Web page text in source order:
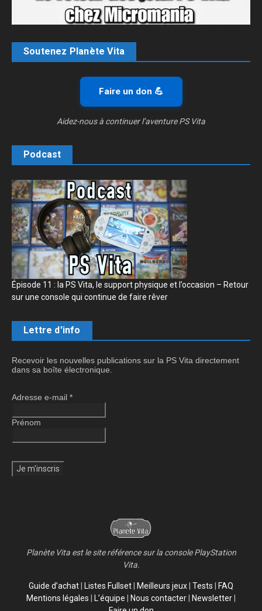
Soutenez Planète Vita
Faire un don 💪
Aidez-nous à continuer l’aventure PS Vita
Podcast
Épisode 11 : la PS Vita, le support physique et l’occasion – Retour
sur une console qui continue de faire rêver
Lettre d'info
Recevoir les nouvelles publications sur la PS Vita directement
dans sa boîte électronique.
Adresse e-mail *
Prénom
Planète Vita est le site référence sur la console PlayStation
Vita.
Guide d’achat Listes Fullset Meilleurs jeux Tests
FAQ
Mentions légales
L’équipe Nous contacter Newsletter